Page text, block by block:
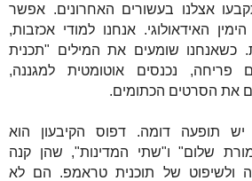
אצלנו בעשורים האחרונים. אפשר
האידאולוגי. אנחנו למודי אכזבות,
כשאנחנו שומעים את המילים "תכנית
פריחה, נכנסים אוטומטית למגננה,
את הסרטים הכתומים.
תופעה דומה. דפוס הקיבעון הוא
שלום" ו"שתי המדינות", שהן קנה
ולשיפוט של תוכנית טראמפ. הם לא